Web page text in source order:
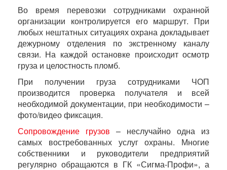
Во время перевозки сотрудниками охранной
организации контролируется его маршрут. При
любых нештатных ситуациях охрана докладывает
дежурному отделения по экстренному каналу
связи. На каждой остановке происходит осмотр
груза и целостность пломб.
При получении груза сотрудниками ЧОП
производится проверка получателя и всей
необходимой документации, при необходимости –
фото/видео фиксация.
Сопровождение грузов – неслучайно одна из
самых востребованных услуг охраны. Многие
собственники и руководители предприятий
регулярно обращаются в ГК «Сигма-Профи», а